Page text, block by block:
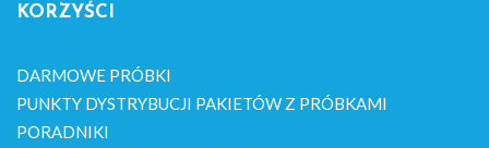
KORZYŚCI
DARMOWE PRÓBKI
PUNKTY DYSTRYBUCJI PAKIETÓW Z PRÓBKAMI
PORADNIKI